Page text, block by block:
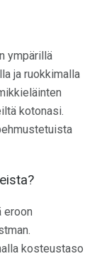
ympärillä
ja ruokkimalla
kotonasi.
eroon
kosteustaso